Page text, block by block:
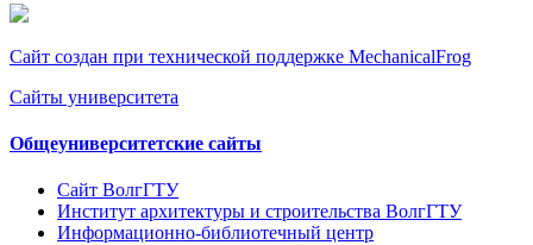
Сайт создан при технической поддержке MechanicalFrog
Сайты университета
Общеуниверситетские сайты
Сайт ВолгГТУ
Институт архитектуры и строительства ВолгГТУ
Информационно-библиотечный центр